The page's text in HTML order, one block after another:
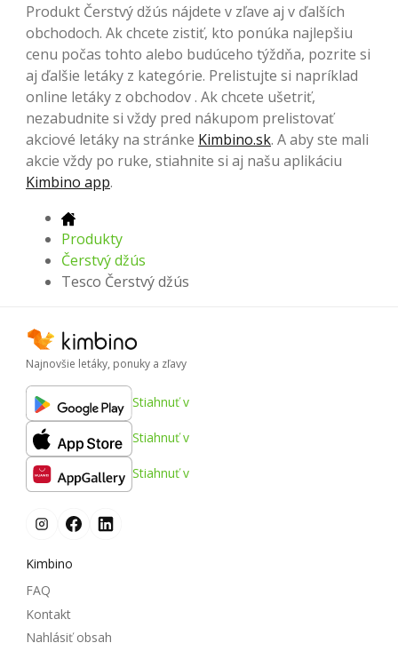
Produkt Čerstvý džús nájdete v zľave aj v ďalších
obchodoch. Ak chcete zistiť, kto ponúka najlepšiu
cenu počas tohto alebo budúceho týždňa, pozrite si
aj ďalšie letáky z kategórie. Prelistujte si napríklad
online letáky z obchodov . Ak chcete ušetriť,
nezabudnite si vždy pred nákupom prelistovať
akciové letáky na stránke Kimbino.sk. A aby ste mali
akcie vždy po ruke, stiahnite si aj našu aplikáciu
Kimbino app.
Produkty
Čerstvý džús
Tesco Čerstvý džús
Najnovšie letáky, ponuky a zľavy
Stiahnuť v
Stiahnuť v
Stiahnuť v
Kimbino
FAQ
Kontakt
Nahlásiť obsah